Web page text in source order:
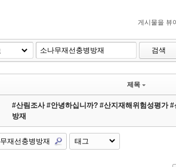
게시물을 뷰
검색
제목
#산림조사 #안녕하십니까? #산지재해위험성평가
방재